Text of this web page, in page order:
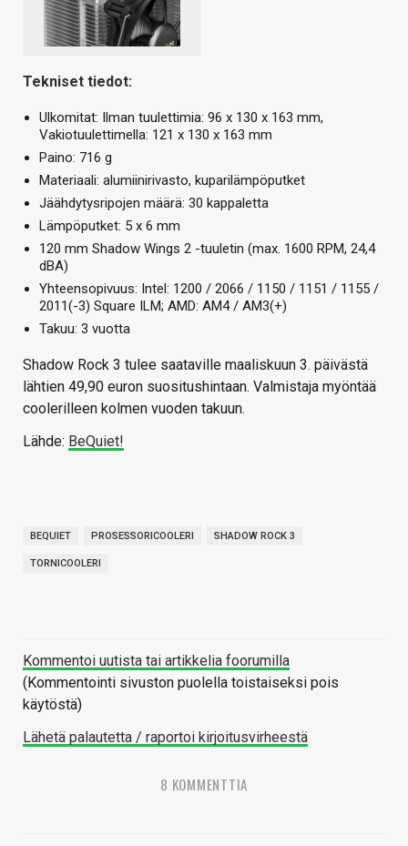
Tekniset tiedot:
Ulkomitat: Ilman tuulettimia: 96 x 130 x 163 mm,
Vakiotuulettimella: 121 x 130 x 163 mm
Paino: 716 g
Materiaali: alumiinirivasto, kuparilämpöputket
Jäähdytysripojen määrä: 30 kappaletta
Lämpöputket: 5 x 6 mm
120 mm Shadow Wings 2 -tuuletin (max. 1600 RPM, 24,4
dBA)
Yhteensopivuus: Intel: 1200 / 2066 / 1150 / 1151 / 1155 /
2011(-3) Square ILM; AMD: AM4 / AM3(+)
Takuu: 3 vuotta
Shadow Rock 3 tulee saataville maaliskuun 3. päivästä
lähtien 49,90 euron suositushintaan. Valmistaja myöntää
coolerilleen kolmen vuoden takuun.
Lähde: BeQuiet!
BEQUIET PROSESSORICOOLERI SHADOW ROCK 3
TORNICOOLERI
Kommentoi uutista tai artikkelia foorumilla
(Kommentointi sivuston puolella toistaiseksi pois
käytöstä)
Lähetä palautetta / raportoi kirjoitusvirheestä
8 KOMMENTTIA